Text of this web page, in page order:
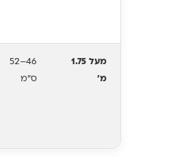
מעל 1.75
מ'
46–52
ס"מ